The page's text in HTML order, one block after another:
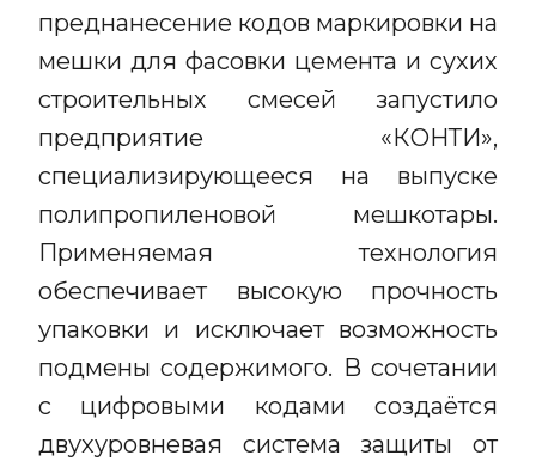
преднанесение кодов маркировки на
мешки для фасовки цемента и сухих
строительных смесей запустило
предприятие «КОНТИ»,
специализирующееся на выпуске
полипропиленовой мешкотары.
Применяемая технология
обеспечивает высокую прочность
упаковки и исключает возможность
подмены содержимого. В сочетании
с цифровыми кодами создаётся
двухуровневая система защиты от